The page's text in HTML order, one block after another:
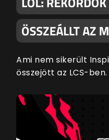
ÖSSZEÁLLT AZ
Ami nem sikerült
összejött az LCS-ben.